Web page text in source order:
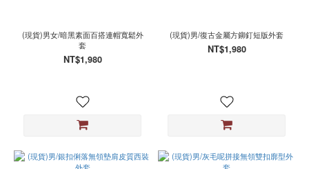
(現貨)男女/暗黑素面百搭連帽寬鬆外
套
NT$1,980
(現貨)男/復古金屬方鉚釘短版外套
NT$1,980